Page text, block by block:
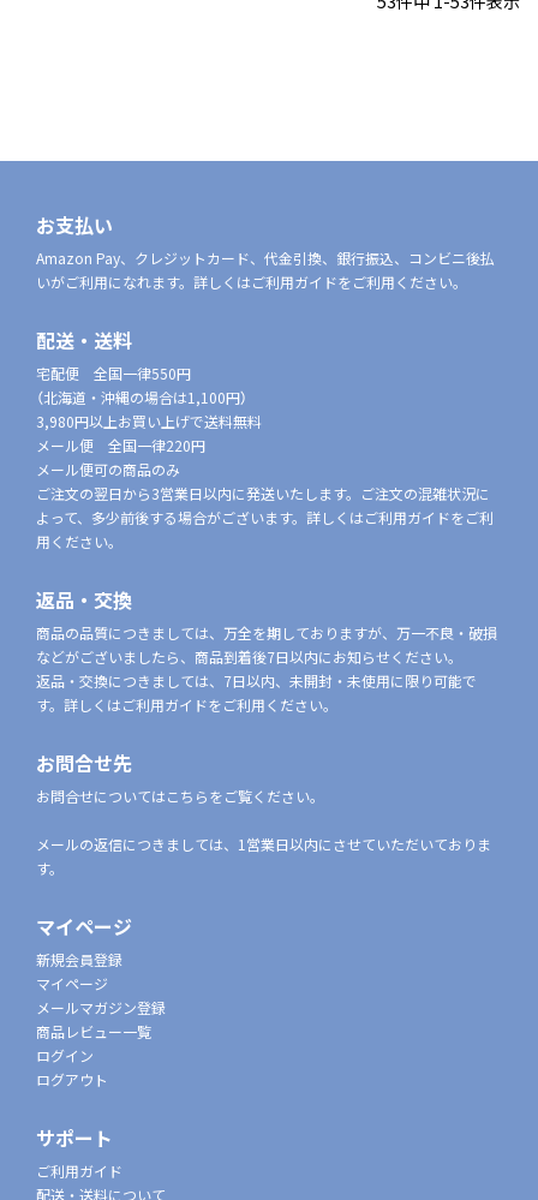
お支払い
Amazon Pay、クレジットカード、代金引換、銀行振込、コンビニ後払
いがご利用になれます。詳しくはご利用ガイドをご利用ください。
配送・送料
宅配便 全国一律550円
（北海道・沖縄の場合は1,100円）
3,980円以上お買い上げで送料無料
メール便 全国一律220円
メール便可の商品のみ
ご注文の翌日から3営業日以内に発送いたします。ご注文の混雑状況に
よって、多少前後する場合がございます。詳しくはご利用ガイドをご利
用ください。
返品・交換
商品の品質につきましては、万全を期しておりますが、万一不良・破損
などがございましたら、商品到着後7日以内にお知らせください。
返品・交換につきましては、7日以内、未開封・未使用に限り可能で
す。詳しくはご利用ガイドをご利用ください。
お問合せ先
お問合せについてはこちらをご覧ください。
メールの返信につきましては、1営業日以内にさせていただいておりま
す。
マイページ
新規会員登録
マイページ
メールマガジン登録
商品レビュー一覧
ログイン
ログアウト
サポート
ご利用ガイド
配送・送料について